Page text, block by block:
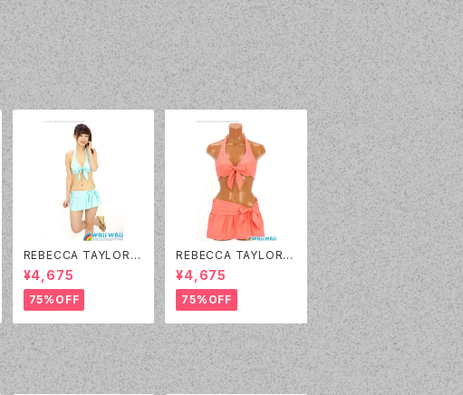
REBECCA TAYLOR -
Solid Rhinestone（1
4382 - 60:グリーン）
¥4,675
75%OFF
REBECCA TAYLOR -
Solid Rhinestone（1
4382 - 12:ピンク）
¥4,675
75%OFF